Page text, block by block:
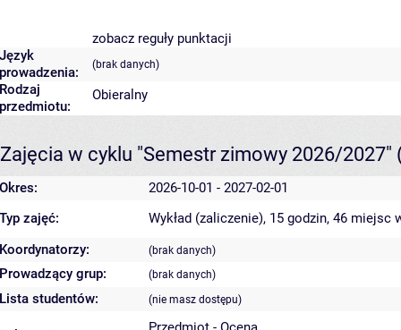
zobacz reguły punktacji
Język
prowadzenia:
(brak danych)
Rodzaj
przedmiotu:
Obieralny
Zajęcia w cyklu "Semestr zimowy 2026/2027"
Okres:
2026-10-01 - 2027-02-01
Typ zajęć:
Wykład (zaliczenie), 15 godzin, 46 miejsc
Koordynatorzy:
(brak danych)
Prowadzący grup: (brak danych)
Lista studentów: (nie masz dostępu)